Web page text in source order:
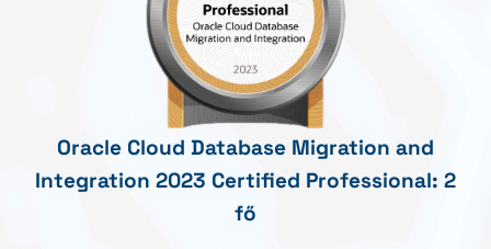
Oracle Cloud Database Migration and
Integration 2023 Certified Professional: 2
fő